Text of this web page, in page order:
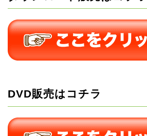
DVD販売はコチラ